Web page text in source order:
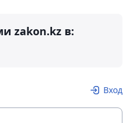
zakon.kz в:
Вход